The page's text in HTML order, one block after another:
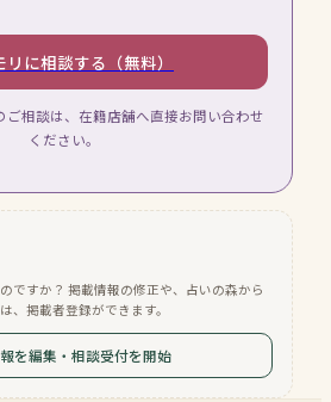
リに相談する（無料）
ご相談は、在籍店舗へ直接お問い合わせ
ください。
ですか？ 掲載情報の修正や、占いの森から
、掲載者登録ができます。
を編集・相談受付を開始